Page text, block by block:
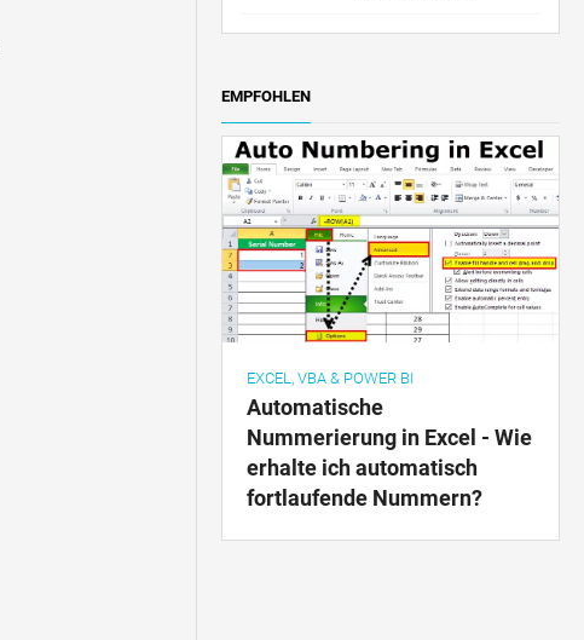
EMPFOHLEN
EXCEL, VBA & POWER BI
Automatische
Nummerierung in Excel - Wie
erhalte ich automatisch
fortlaufende Nummern?